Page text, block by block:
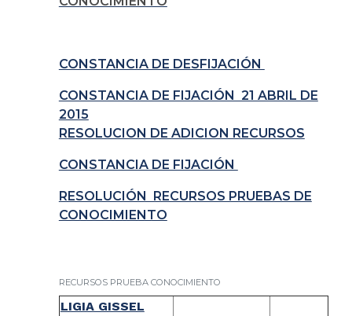
CONSTANCIA DE DESFIJACIÓN
CONSTANCIA DE FIJACIÓN 21 ABRIL DE
2015
RESOLUCION DE ADICION RECURSOS
CONSTANCIA DE FIJACIÓN
RESOLUCIÓN RECURSOS PRUEBAS DE
CONOCIMIENTO
RECURSOS PRUEBA CONOCIMIENTO
LIGIA GISSEL